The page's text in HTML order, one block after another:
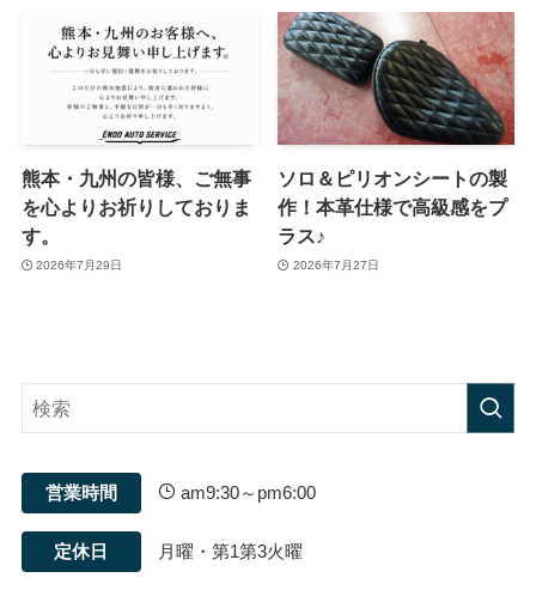
熊本・九州の皆様、ご無事
を心よりお祈りしておりま
す。
2026年7月29日
ソロ＆ピリオンシートの製
作！本革仕様で高級感をプ
ラス♪
2026年7月27日
営業時間 am9:30～pm6:00
定休日 月曜・第1第3火曜